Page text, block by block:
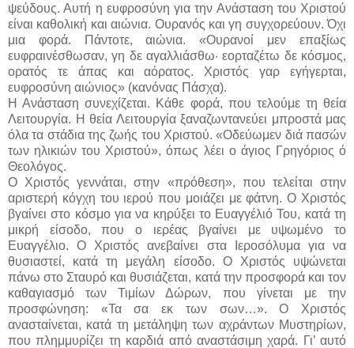
ψεύδους. Αυτή η ευφροσύνη για την Ανάσταση του Χριστού
είναι καθολική και αιώνια. Ουρανός και γη συγχορεύουν. Όχι
μια φορά. Πάντοτε, αιώνια. «Ουρανοί μεν επαξίως
ευφραινέσθωσαν, γη δε αγαλλιάσθω· εορταζέτω δε κόσμος,
ορατός τε άπας και αόρατος. Χριστός γαρ εγήγερται,
ευφροσύνη αιώνιος» (κανόνας Πάσχα).
Η Ανάσταση συνεχίζεται. Κάθε φορά, που τελούμε τη θεία
Λειτουργία. Η θεία Λειτουργία ξαναζωντανεύει μπροστά μας
όλα τα στάδια της ζωής του Χριστού. «Οδεύωμεν διά πασών
των ηλικιών του Χριστού», όπως λέει ο άγιος Γρηγόριος ό
Θεολόγος.
Ο Χριστός γεννάται, στην «πρόθεση», που τελείται στην
αριστερή κόγχη του ιερού που μοιάζει με φάτνη. Ο Χριστός
βγαίνει στο κόσμο για να κηρύξει το Ευαγγέλιό Του, κατά τη
μικρή είσοδο, που ο ιερέας βγαίνει με υψωμένο το
Ευαγγέλιο. Ο Χριστός ανεβαίνει στα Ιεροσόλυμα για να
θυσιαστεί, κατά τη μεγάλη είσοδο. Ο Χριστός υψώνεται
πάνω στο Σταυρό και θυσιάζεται, κατά την προσφορά και τον
καθαγιασμό των Τιμίων Δώρων, που γίνεται με την
προσφώνηση: «Τα σα εκ των σων…». Ο Χριστός
ανασταίνεται, κατά τη μετάληψη των αχράντων Μυστηρίων,
που πλημμυρίζει τη καρδιά από αναστάσιμη χαρά. Γι’ αυτό